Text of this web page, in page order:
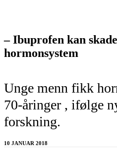
– Ibuprofen kan
hormonsystem
Unge menn fikk
70-åringer , ifølge
forskning.
10 JANUAR 2018